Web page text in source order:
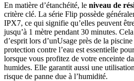
En matière d’étanchéité, le niveau de
critère clé. La série Flip possède
IPX7, ce qui signifie qu’elles peuvent
jusqu’à 1 mètre pendant 30 minutes.
d’esprit lors d’unUsage près de la
protection contre l’eau est essentielle
lorsque vous profitez de votre enceinte
humides. Elle garantit aussi une
risque de panne due à l’humidité.